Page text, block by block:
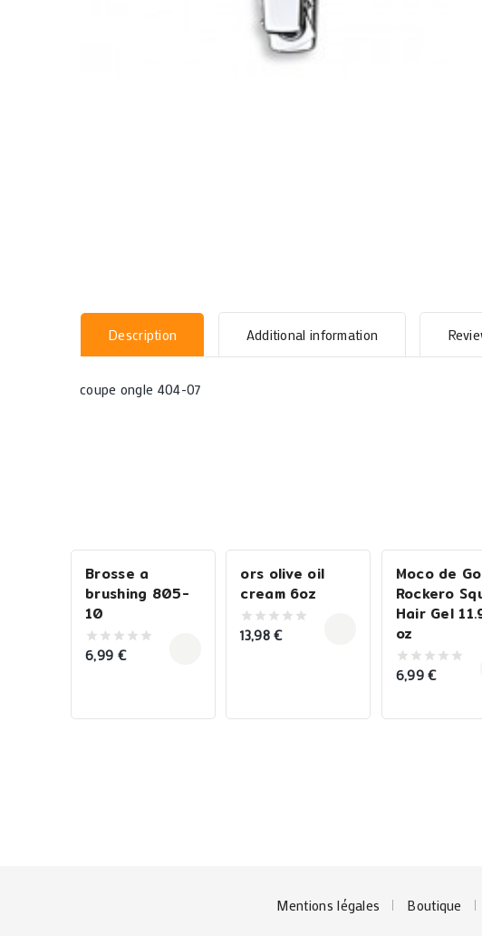
Description Additional information
coupe ongle 404-07
Brosse a
brushing 805-
10
0
6,99 €
ors olive oil
cream 6oz
0
13,98€
Moco de
Rockero
Hair Gel
oz
0
6,99€
Mentions légales Boutique